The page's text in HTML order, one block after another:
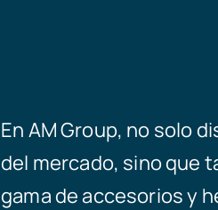
En AM Group, no solo
del mercado, sino que
gama de accesorios y